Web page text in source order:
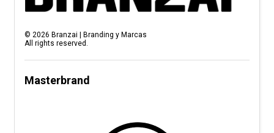
© 2026 Branzai | Branding y Marcas
All rights reserved.
Masterbrand